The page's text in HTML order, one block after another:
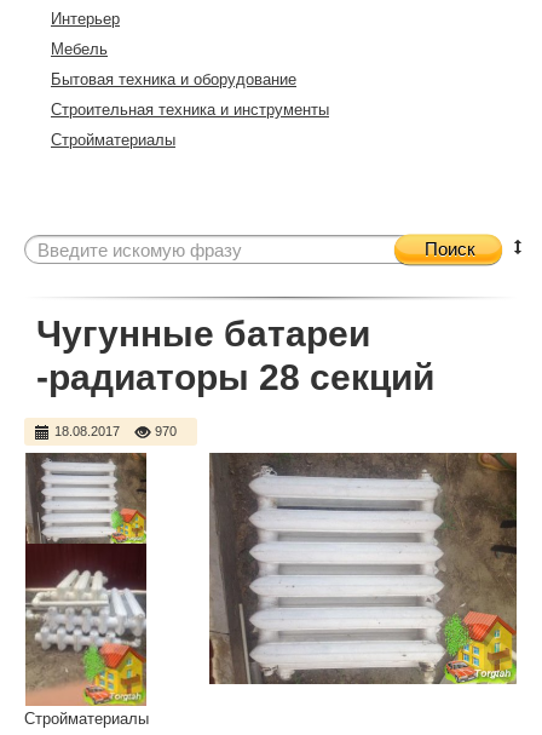
Интерьер
Мебель
Бытовая техника и оборудование
Строительная техника и инструменты
Стройматериалы
Поиск
Чугунные батареи
-радиаторы 28 секций
18.08.2017 970
Стройматериалы